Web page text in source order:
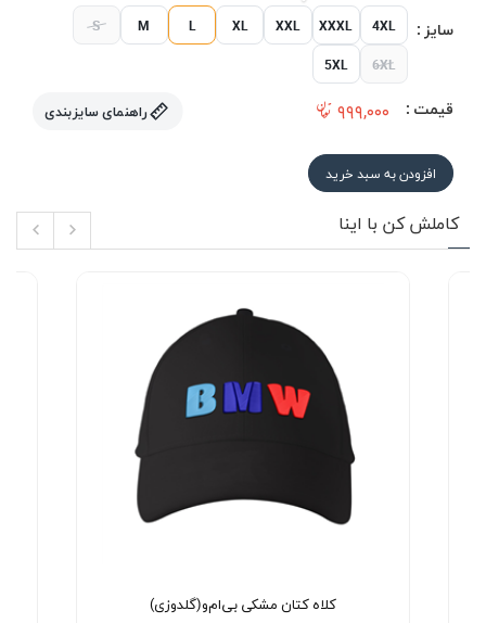
سایز : S M L XL XXL XXXL 4XL
5XL 6XL
قیمت : ۹۹۹,۰۰۰ راهنمای سایزبندی
افزودن به سبد خرید
کاملش کن با اینا
کلاه کتان مشکی بی‌ام‌و(گلدوزی)